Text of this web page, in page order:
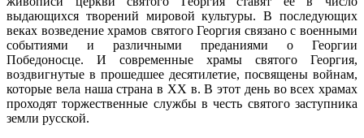
выдающихся творений мировой культуры. В последующих
веках возведение храмов святого Георгия связано с военными
событиями и различными преданиями о Георгии
Победоносце. И современные храмы святого Георгия,
воздвигнутые в прошедшее десятилетие, посвящены войнам,
которые вела наша страна в XX в. В этот день во всех храмах
проходят торжественные службы в честь святого заступника
земли русской.